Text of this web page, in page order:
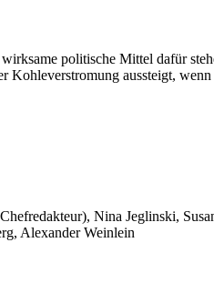
politische Mittel dafür
aussteigt,
Nina Jeglinski,
Alexander Weinlein